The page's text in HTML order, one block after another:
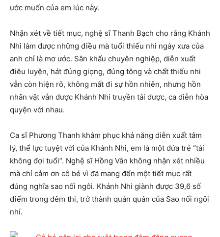
ước muốn của em lúc này.
Nhận xét về tiết mục, nghệ sĩ Thanh Bạch cho rằng Khánh
Nhi làm được những điều mà tuổi thiếu nhi ngày xưa của
anh chỉ là mơ ước. Sân khấu chuyên nghiệp, diễn xuất
điêu luyện, hát đúng giọng, đúng tông và chất thiếu nhi
vẫn còn hiện rõ, không mất đi sự hồn nhiên, nhưng hồn
nhân vật vẫn được Khánh Nhi truyền tải được, ca diễn hòa
quyện với nhau.
Ca sĩ Phương Thanh khâm phục khả năng diễn xuất tâm
lý, thể lực tuyệt vời của Khánh Nhi, em là một đứa trẻ “tài
không đợi tuổi”. Nghệ sĩ Hồng Vân không nhận xét nhiều
mà chỉ cảm ơn cô bé vì đã mang đến một tiết mục rất
đúng nghĩa sao nối ngôi. Khánh Nhi giành được 39,6 số
điểm trong đêm thi, trở thành quán quân của Sao nối ngôi
nhí.